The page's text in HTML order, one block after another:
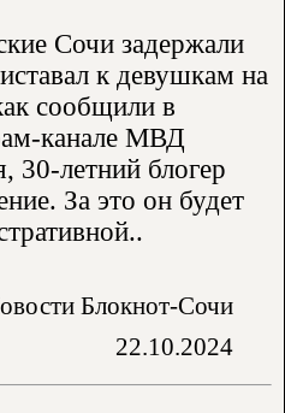
Сочи задержали
к девушкам на
сообщили в
канале МВД
30-летний блогер
За это он будет
Блокнот-Сочи
22.10.2024